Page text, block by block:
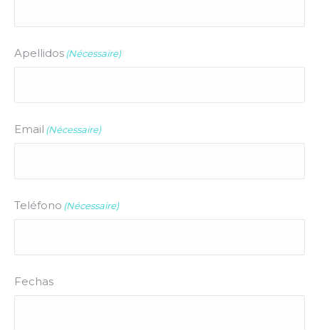
Apellidos (Nécessaire)
Email (Nécessaire)
Teléfono (Nécessaire)
Fechas